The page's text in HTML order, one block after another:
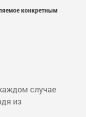
конкретным
случае
из